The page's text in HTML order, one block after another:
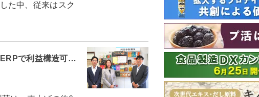
た中、従来はスク
で利益構造可…